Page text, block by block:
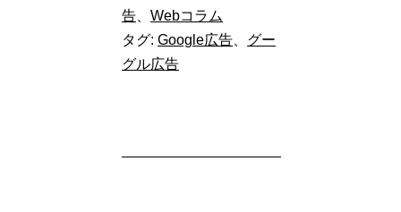
変
更】
告
Webコラム
タグ: Google広告
グー
グル広告